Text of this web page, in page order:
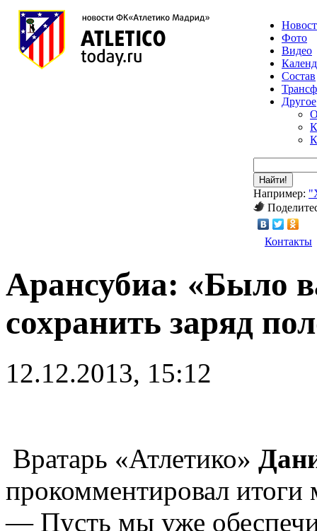
Фото
Видео
Состав
Другое
Найти!
Например:
Контакты
Арансубиа: «Было
сохранить заряд
12.12.2013, 15:12
Вратарь «Атлетико»
прокомментировал итоги
— Пусть мы уже